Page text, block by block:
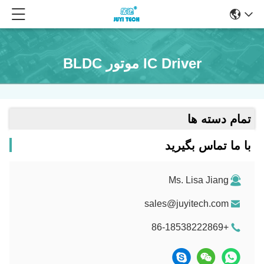
IC Driver موتور BLDC
تمام دسته ها
با ما تماس بگیرید
Ms. Lisa Jiang
sales@juyitech.com
+86-18538222869